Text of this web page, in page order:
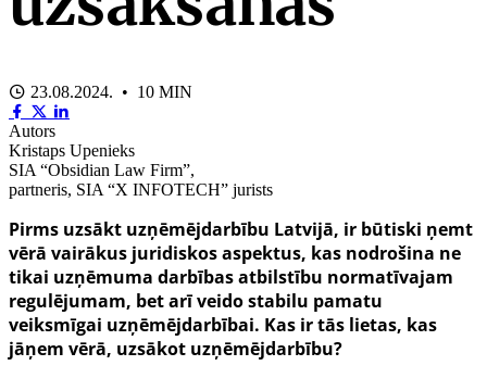
23.08.2024. • 10 MIN
Autors
Kristaps Upenieks
SIA “Obsidian Law Firm”,
partneris, SIA “X INFOTECH” jurists
Pirms uzsākt uzņēmējdarbību Latvijā, ir būtiski ņemt
vērā vairākus juridiskos aspektus, kas nodrošina ne
tikai uzņēmuma darbības atbilstību normatīvajam
regulējumam, bet arī veido stabilu pamatu
veiksmīgai uzņēmējdarbībai. Kas ir tās lietas, kas
jāņem vērā, uzsākot uzņēmējdarbību?